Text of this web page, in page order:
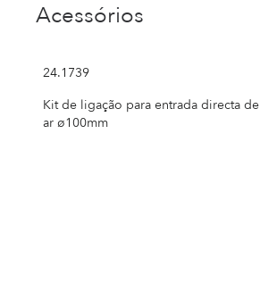
Acessórios
24.1739
Kit de ligação para entrada directa de
ar ø100mm